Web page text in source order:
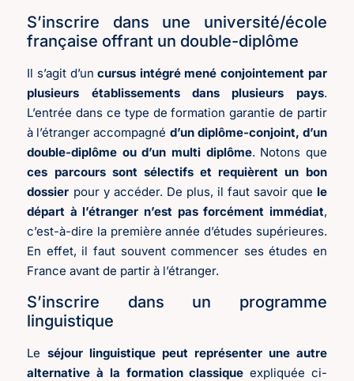
S’inscrire dans une université/école
française offrant un double-diplôme
Il s’agit d’uncursus intégré mené conjointement par
plusieurs établissements dans plusieurs pays.
L’entrée dans ce type de formation garantie de partir
à l’étranger accompagné d’un diplôme-conjoint, d’un
double-diplôme ou d’un multi diplôme. Notons que
ces parcours sont sélectifs et requièrent un bon
dossier pour y accéder. De plus, il faut savoir que le
départ à l’étranger n’est pas forcément immédiat,
c’est-à-dire la première année d’études supérieures.
En effet, il faut souvent commencer ses études en
France avant de partir à l’étranger.
S’inscrire dans un programme
linguistique
Le séjour linguistique peut représenter une autre
alternative à la formation classique expliquée ci-